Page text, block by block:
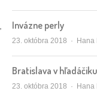
Invázne perly
23. októbra 2018 Hana
Bratislava v hľadáčiku
23. októbra 2018 Hana